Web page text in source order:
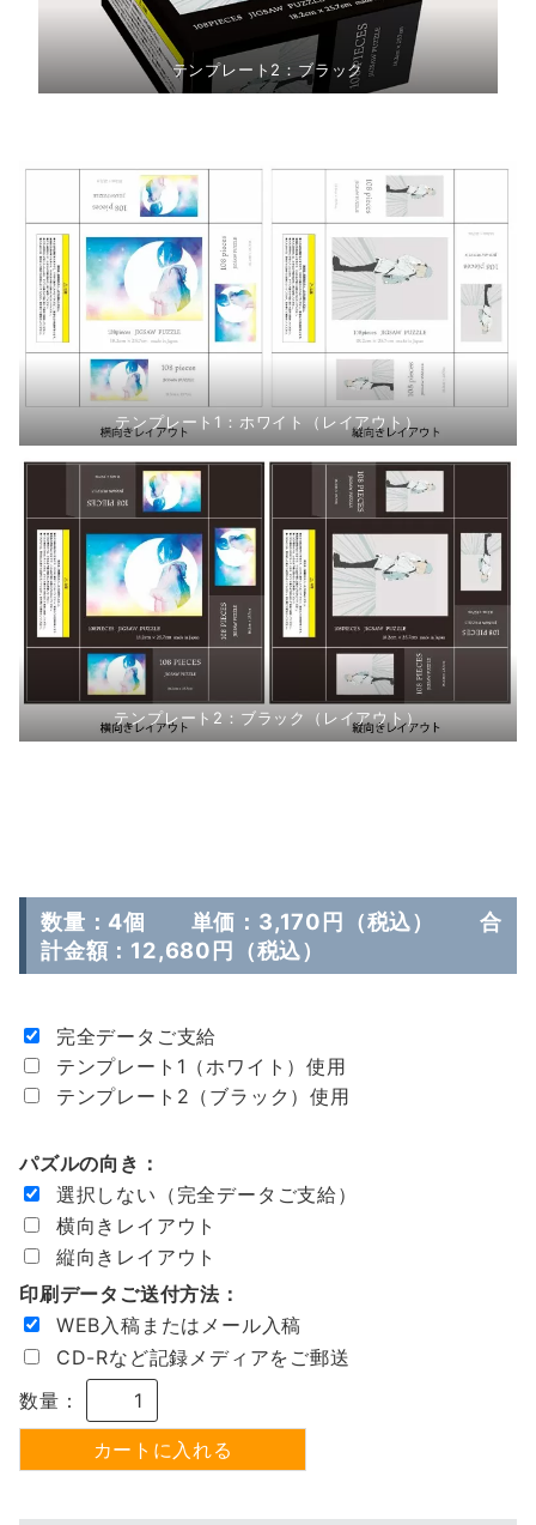
テンプレート2：ブラック
テンプレート1：ホワイト（レイアウト）
テンプレート2：ブラック（レイアウト）
数量：4個 単価：3,170円（税込） 合
計金額：12,680円（税込）
完全データご支給
テンプレート1（ホワイト）使用
テンプレート2（ブラック）使用
パズルの向き：
選択しない（完全データご支給）
横向きレイアウト
縦向きレイアウト
印刷データご送付方法：
WEB入稿またはメール入稿
CD-Rなど記録メディアをご郵送
数量：